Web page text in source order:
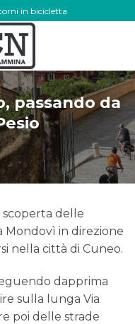
in bicicletta
passando da
scoperta delle
Mondovì in direzione
nella città di Cuneo.
dapprima
sulla lunga Via
poi delle strade